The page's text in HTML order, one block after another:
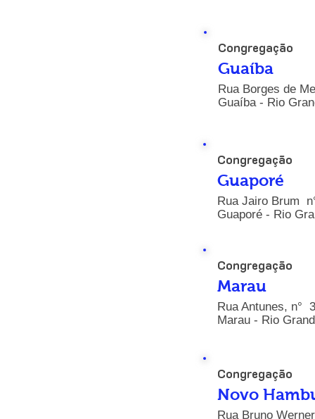
Congregação
Guaíba
Rua Borges de
Guaíba - Rio
Congregação
Guaporé
Rua Jairo Brum
Guaporé - Rio
Congregação
Marau
Rua Antunes, n°
Marau - Rio
Congregação
Novo
Rua Bruno